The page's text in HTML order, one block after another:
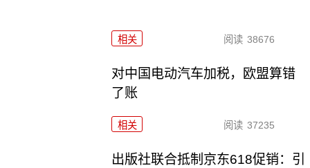
相关 阅读 38676
对中国电动汽车加税，欧盟算错
了账
相关 阅读 37235
出版社联合抵制京东618促销：引